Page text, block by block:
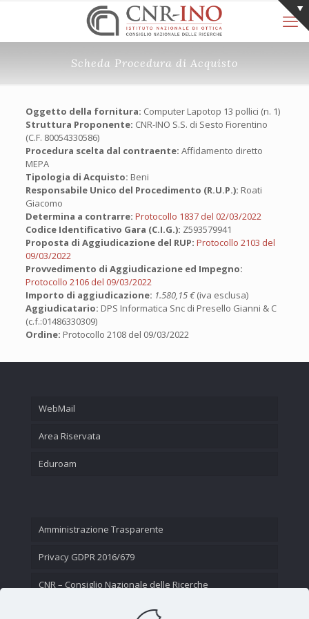
Scheda Procedura di Acquisto
Oggetto della fornitura: Computer Lapotop 13 pollici (n. 1)
Struttura Proponente: CNR-INO S.S. di Sesto Fiorentino
(C.F. 80054330586)
Procedura scelta dal contraente: Affidamento diretto
MEPA
Tipologia di Acquisto: Beni
Responsabile Unico del Procedimento (R.U.P.): Roati
Giacomo
Determina a contrarre: Protocollo 1837 del 02/03/2022
Codice Identificativo Gara (C.I.G.): Z593579941
Proposta di Aggiudicazione del RUP: Protocollo 2103 del
09/03/2022
Provvedimento di Aggiudicazione ed Impegno:
Protocollo 2106 del 09/03/2022
Importo di aggiudicazione: 1.580,15 €(iva esclusa)
Aggiudicatario: DPS Informatica Snc di Presello Gianni & C
(c.f.:01486330309)
Ordine: Protocollo 2108 del 09/03/2022
WebMail
Area Riservata
Eduroam
Amministrazione Trasparente
Privacy GDPR 2016/679
CNR – Consiglio Nazionale delle Ricerche